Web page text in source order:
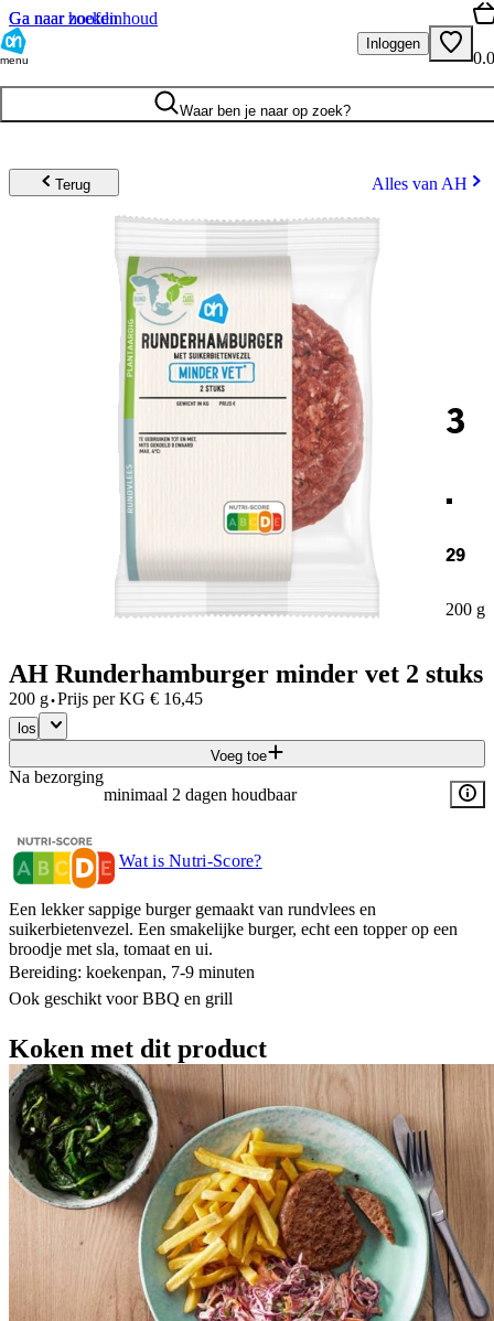
Ga naar hoofdinhoud
Ga naar zoeken
menu
Inloggen
Waar ben je naar op zoek?
Terug Alles van AH
3
.
29
200 g
AH Runderhamburger minder vet 2 stuks
200 g·Prijs per KG € 16,45
los
Voeg toe
Na bezorging
minimaal 2 dagen houdbaar
Wat is Nutri-Score?
Een lekker sappige burger gemaakt van rundvlees en
suikerbietenvezel. Een smakelijke burger, echt een topper op een
broodje met sla, tomaat en ui.
Bereiding: koekenpan, 7-9 minuten
Ook geschikt voor BBQ en grill
Koken met dit product